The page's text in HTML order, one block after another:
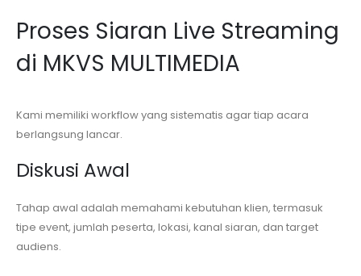
Proses Siaran Live Streaming
di MKVS MULTIMEDIA
Kami memiliki workflow yang sistematis agar tiap acara
berlangsung lancar.
Diskusi Awal
Tahap awal adalah memahami kebutuhan klien, termasuk
tipe event, jumlah peserta, lokasi, kanal siaran, dan target
audiens.